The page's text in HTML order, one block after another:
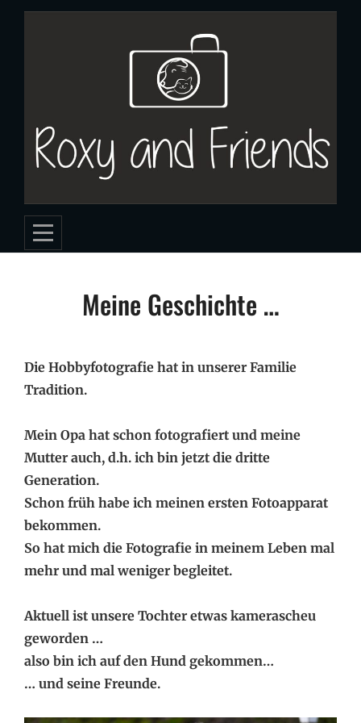
Skip
Meine Geschichte …
Die Hobbyfotografie hat in unserer Familie
Tradition.
Mein Opa hat schon fotografiert und meine
Mutter auch, d.h. ich bin jetzt die dritte
Generation.
Schon früh habe ich meinen ersten Fotoapparat
bekommen.
So hat mich die Fotografie in meinem Leben mal
mehr und mal weniger begleitet.
Aktuell ist unsere Tochter etwas kamerascheu
geworden …
also bin ich auf den Hund gekommen…
… und seine Freunde.